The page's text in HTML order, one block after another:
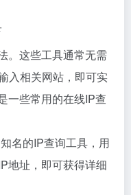
。这些工具通常无需
入相关网站，即可实
一些常用的在线IP查
名的IP查询工具，用
地址，即可获得详细